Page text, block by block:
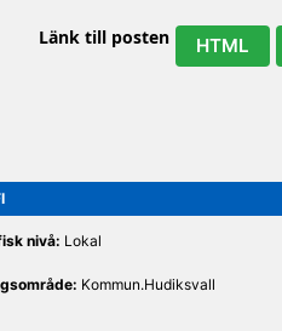
HTML
Länk till posten
nivå: Lokal
Kommun.Hudiksvall